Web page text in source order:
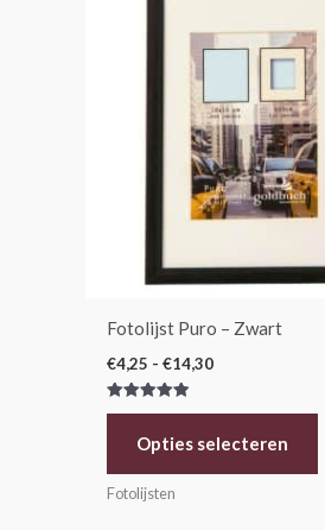
Fotolijst Puro – Zwart
€4,25 - €14,30
€14,30
Gewaardeerd
Opties selecteren
Fotolijsten